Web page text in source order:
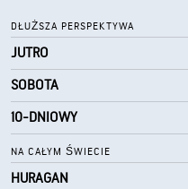
Punkt rosy
AccuLumen Brightness Index™
Zachmurzenie
Widoczność
Pułap chmur
DŁUŻSZA PERSPEKTYWA
JUTRO
SOBOTA
10-DNIOWY
NA CAŁYM ŚWIECIE
HURAGAN